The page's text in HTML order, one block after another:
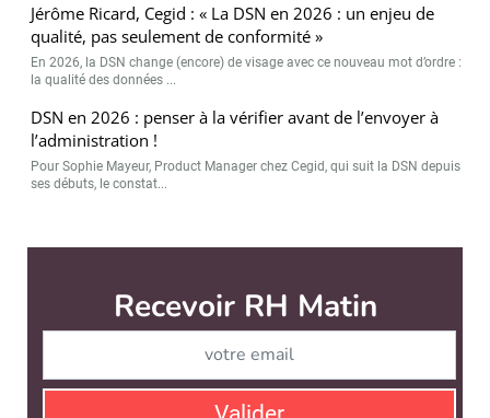
Jérôme Ricard, Cegid : « La DSN en 2026 : un enjeu de
qualité, pas seulement de conformité »
En 2026, la DSN change (encore) de visage avec ce nouveau mot d’ordre :
la qualité des données ...
DSN en 2026 : penser à la vérifier avant de l’envoyer à
l’administration !
Pour Sophie Mayeur, Product Manager chez Cegid, qui suit la DSN depuis
ses débuts, le constat...
RH Matin est édité par